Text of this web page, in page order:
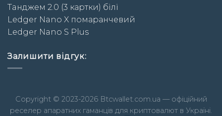
Taнджем 2.0 (3 картки) білі
Ledger Nano X помаранчевий
Ledger Nano S Plus
Залишити відгук:
Copyright © 2023-2026 Btcwallet.com.ua — офіційний
реселер апаратних гаманців для криптовалют в Україні.